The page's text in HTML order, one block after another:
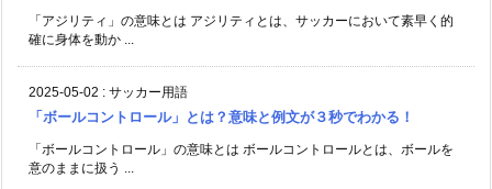
「アジリティ」の意味とは アジリティとは、サッカーにおいて素早く的
確に身体を動か ...
2025-05-02 : サッカー用語
「ボールコントロール」とは？意味と例文が３秒でわかる！
「ボールコントロール」の意味とは ボールコントロールとは、ボールを
意のままに扱う ...